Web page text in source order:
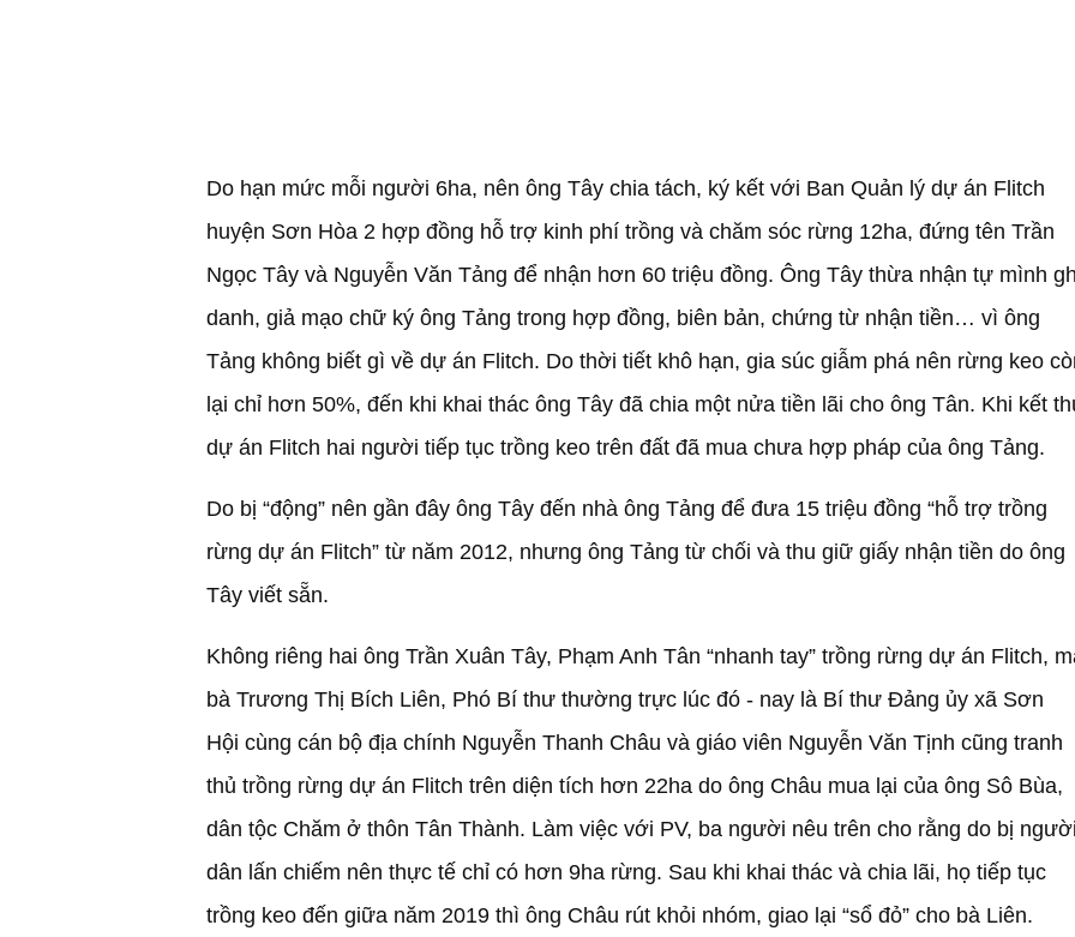
Do hạn mức mỗi người 6ha, nên ông Tây chia tách, ký kết với Ban Quản lý dự án Flitch
huyện Sơn Hòa 2 hợp đồng hỗ trợ kinh phí trồng và chăm sóc rừng 12ha, đứng tên Trần
Ngọc Tây và Nguyễn Văn Tảng để nhận hơn 60 triệu đồng. Ông Tây thừa nhận tự mình
danh, giả mạo chữ ký ông Tảng trong hợp đồng, biên bản, chứng từ nhận tiền… vì ông
Tảng không biết gì về dự án Flitch. Do thời tiết khô hạn, gia súc giẫm phá nên rừng keo
lại chỉ hơn 50%, đến khi khai thác ông Tây đã chia một nửa tiền lãi cho ông Tân. Khi kết
dự án Flitch hai người tiếp tục trồng keo trên đất đã mua chưa hợp pháp của ông Tảng.
Do bị “động” nên gần đây ông Tây đến nhà ông Tảng để đưa 15 triệu đồng “hỗ trợ trồng
rừng dự án Flitch” từ năm 2012, nhưng ông Tảng từ chối và thu giữ giấy nhận tiền do ông
Tây viết sẵn.
Không riêng hai ông Trần Xuân Tây, Phạm Anh Tân “nhanh tay” trồng rừng dự án Flitch,
bà Trương Thị Bích Liên, Phó Bí thư thường trực lúc đó - nay là Bí thư Đảng ủy xã Sơn
Hội cùng cán bộ địa chính Nguyễn Thanh Châu và giáo viên Nguyễn Văn Tịnh cũng tranh
thủ trồng rừng dự án Flitch trên diện tích hơn 22ha do ông Châu mua lại của ông Sô Bùa,
dân tộc Chăm ở thôn Tân Thành. Làm việc với PV, ba người nêu trên cho rằng do bị
dân lấn chiếm nên thực tế chỉ có hơn 9ha rừng. Sau khi khai thác và chia lãi, họ tiếp tục
trồng keo đến giữa năm 2019 thì ông Châu rút khỏi nhóm, giao lại “sổ đỏ” cho bà Liên.